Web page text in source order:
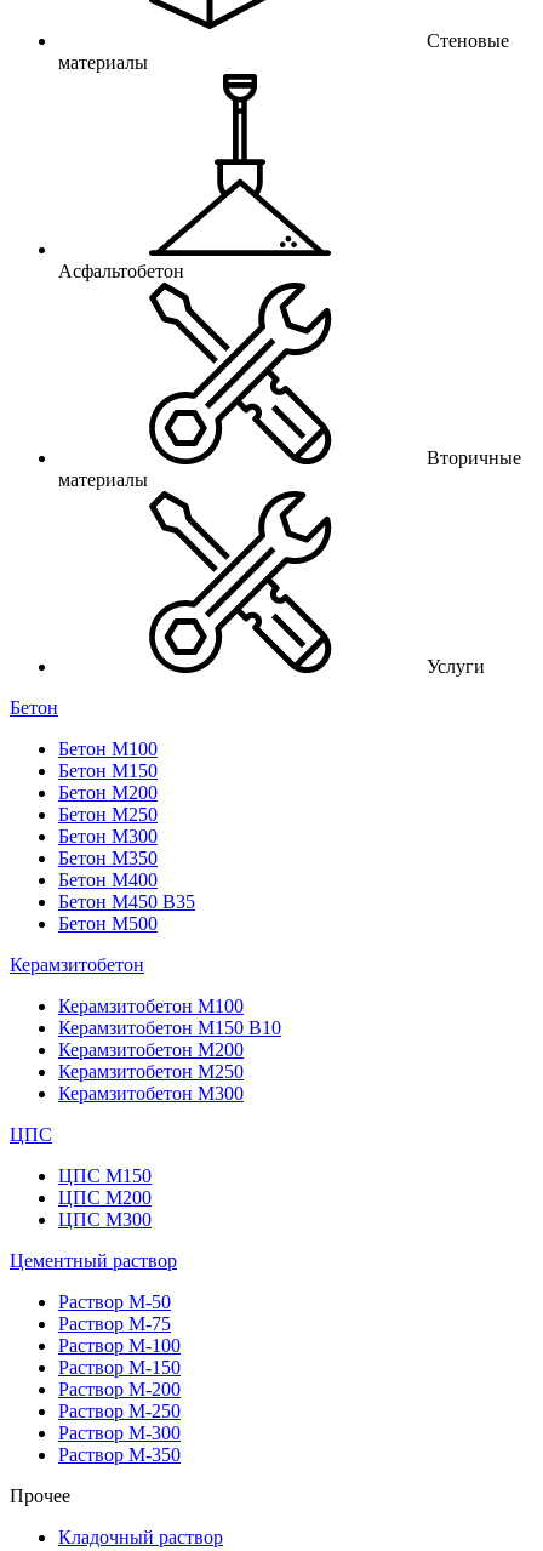
Стеновые
материалы
Асфальтобетон
Вторичные
материалы
Услуги
Бетон
Бетон М100
Бетон М150
Бетон М200
Бетон М250
Бетон М300
Бетон М350
Бетон М400
Бетон М450 В35
Бетон М500
Керамзитобетон
Керамзитобетон М100
Керамзитобетон М150 В10
Керамзитобетон М200
Керамзитобетон М250
Керамзитобетон М300
ЦПС
ЦПС М150
ЦПС М200
ЦПС М300
Цементный раствор
Раствор М-50
Раствор М-75
Раствор М-100
Раствор М-150
Раствор М-200
Раствор М-250
Раствор М-300
Раствор М-350
Прочее
Кладочный раствор